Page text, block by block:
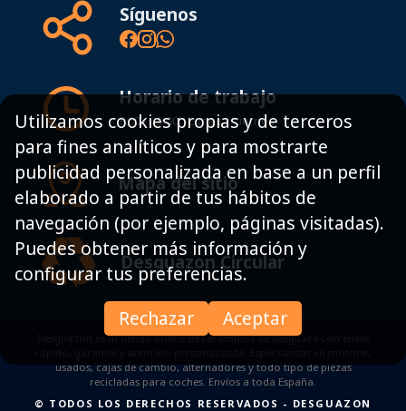
Síguenos
Horario de trabajo
8:00 - 19:00h Lunes - Viernes
Mapa del sitio
Desguazon Circular
Desguazon es tu tienda online de recambios de desguace con envío
usados, cajas de cambio, alternadores y todo tipo de piezas
recicladas para coches. Envíos a toda España.
© TODOS LOS DERECHOS RESERVADOS - DESGUAZON
Utilizamos cookies propias y de terceros
para fines analíticos y para mostrarte
publicidad personalizada en base a un perfil
elaborado a partir de tus hábitos de
navegación (por ejemplo, páginas visitadas).
Puedes obtener más información y
configurar tus preferencias.
Rechazar
Aceptar